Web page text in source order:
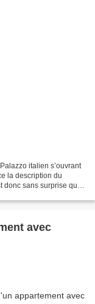
italien s’ouvrant
la description du
donc sans surprise que
avec